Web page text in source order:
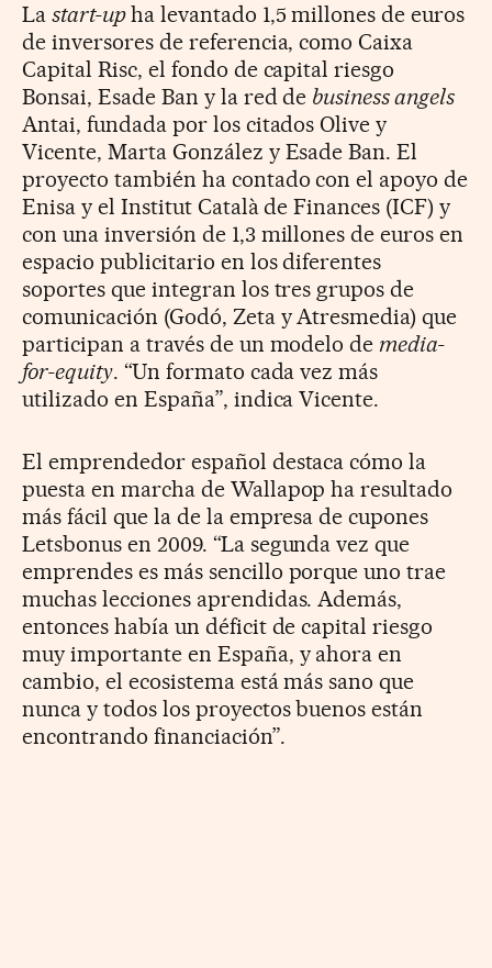
La start-upha levantado 1,5 millones de euros
de inversores de referencia, como Caixa
Capital Risc, el fondo de capital riesgo
Bonsai, Esade Ban y la red de business angels
Antai, fundada por los citados Olive y
Vicente, Marta González y Esade Ban. El
proyecto también ha contado con el apoyo de
Enisa y el Institut Català de Finances (ICF) y
con una inversión de 1,3 millones de euros en
espacio publicitario en los diferentes
soportes que integran los tres grupos de
comunicación (Godó, Zeta y Atresmedia) que
participan a través de un modelo demedia-
for-equity. “Un formato cada vez más
utilizado en España”, indica Vicente.
El emprendedor español destaca cómo la
puesta en marcha de Wallapop ha resultado
más fácil que la de la empresa de cupones
Letsbonus en 2009. “La segunda vez que
emprendes es más sencillo porque uno trae
muchas lecciones aprendidas. Además,
entonces había un déficit de capital riesgo
muy importante en España, y ahora en
cambio, el ecosistema está más sano que
nunca y todos los proyectos buenos están
encontrando financiación”.